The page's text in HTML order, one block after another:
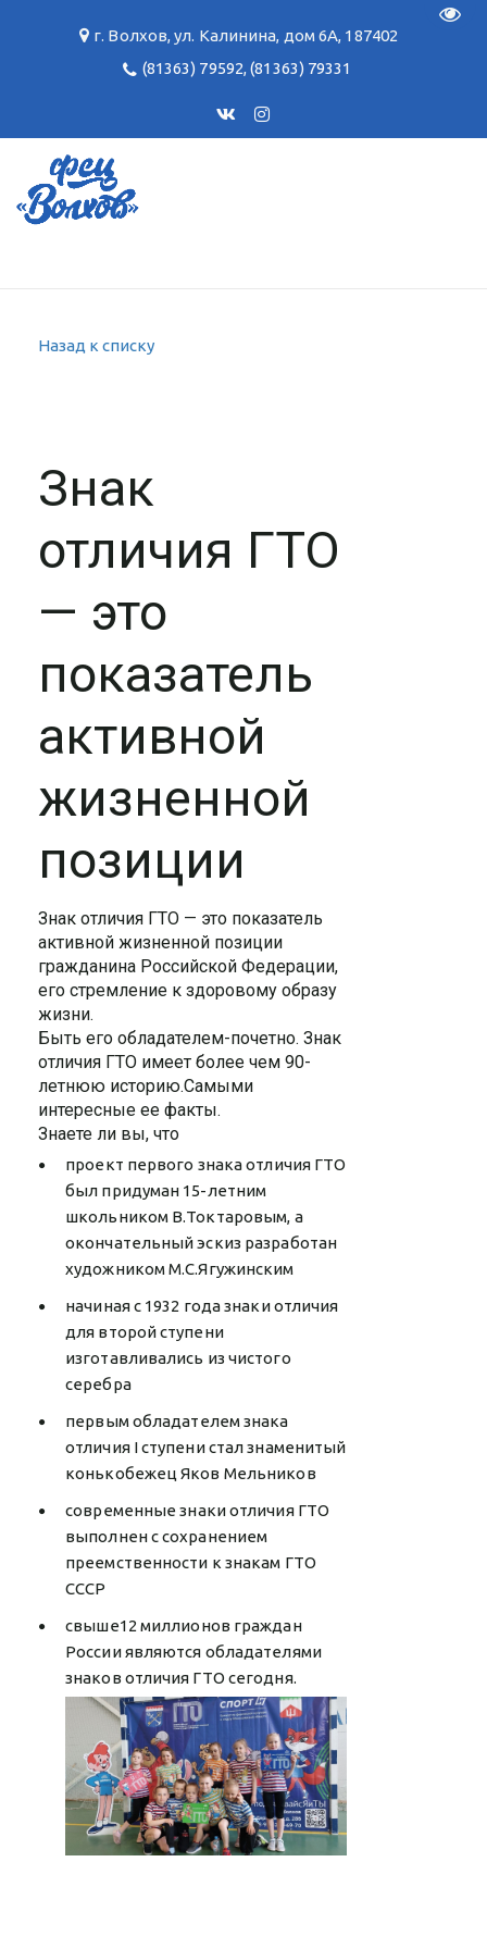
г. Волхов,ул. Калинина, дом 6А, 187402
(81363) 79592,(81363) 79331
Назад к списку
Знак
отличия ГТО
— это
показатель
активной
жизненной
позиции
Знак отличия ГТО — это показатель
активной жизненной позиции
гражданина Российской Федерации,
его стремление к здоровому образу
жизни.
Быть его обладателем-почетно. Знак
отличия ГТО имеет более чем 90-
летнюю историю.Самыми
интересные ее факты.
Знаете ли вы, что
проект первого знака отличия ГТО
был придуман 15-летним
школьником В.Токтаровым, а
окончательный эскиз разработан
художником М.С.Ягужинским
начиная с 1932 года знаки отличия
для второй ступени
изготавливались из чистого
серебра
первым обладателем знака
отличия I ступени стал знаменитый
конькобежец Яков Мельников
современные знаки отличия ГТО
выполнен с сохранением
преемственности к знакам ГТО
СССР
свыше12 миллионов граждан
России являются обладателями
знаков отличия ГТО сегодня.